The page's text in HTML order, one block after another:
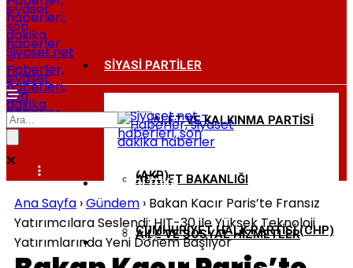
Siyaset.net
–
Haberler,
siyaset
haberleri,
son
dakika
haberler
SIYASI PARTILER
ADALET VE KALKINMA PARTISI
(AKP)
CUMHURIYET HALK PARTISI (CHP)
BAKANLIKLAR
ADALET BAKANLIĞI
AILE VE SOSYAL HIZMETLER
DIŞ POLITIKA
EKONOMI
Ana Sayfa ›Gündem › Bakan Kacır Paris’te Fransız
Yatırımcılara Seslendi: HIT-30 ile Yüksek Teknoloji
Yatırımlarında Yeni Dönem Başlıyor